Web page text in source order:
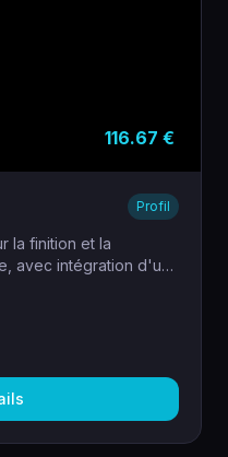
116.67 €
Profil
la finition et la
avec intégration d'un